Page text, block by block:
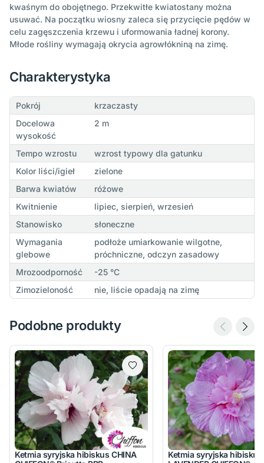
kwaśnym do obojętnego. Przekwitłe kwiatostany można
usuwać. Na początku wiosny zaleca się przycięcie pędów w
celu zagęszczenia krzewu i uformowania ładnej korony.
Młode rośliny wymagają okrycia agrowłókniną na zimę.
Charakterystyka
Pokrój
krzaczasty
Docelowa
wysokość
2 m
Tempo wzrostu
wzrost typowy dla gatunku
Kolor liści/igieł
zielone
Barwa kwiatów
różowe
Kwitnienie
lipiec, sierpień, wrzesień
Stanowisko
słoneczne
Wymagania
glebowe
podłoże umiarkowanie wilgotne,
próchniczne, odczyn zasadowy
Mrozoodporność
-25 °C
Zimozieloność
nie, liście opadają na zimę
Podobne produkty
Ketmia syryjska hibiskus CHINA
Ketmia syryjska hibiskus